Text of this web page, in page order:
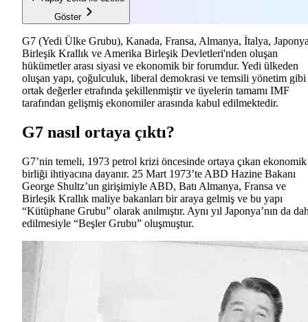
Göster
G7 (Yedi Ülke Grubu), Kanada, Fransa, Almanya, İtalya,
Birleşik Krallık ve Amerika Birleşik Devletleri'nden oluşan
hükümetler arası siyasi ve ekonomik bir forumdur. Yedi ülkeden
oluşan yapı, çoğulculuk, liberal demokrasi ve temsili yönetim gibi
ortak değerler etrafında şekillenmiştir ve üyelerin tamamı IMF
tarafından gelişmiş ekonomiler arasında kabul edilmektedir.
G7 nasıl ortaya çıktı?
G7’nin temeli, 1973 petrol krizi öncesinde ortaya çıkan
birliği ihtiyacına dayanır. 25 Mart 1973’te ABD Hazine Bakanı
George Shultz’un girişimiyle ABD, Batı Almanya, Fransa ve
Birleşik Krallık maliye bakanları bir araya gelmiş ve bu yapı
“Kütüphane Grubu” olarak anılmıştır. Aynı yıl Japonya’nın da
edilmesiyle “Beşler Grubu” oluşmuştur.